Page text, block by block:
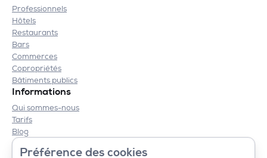
Préférence des cookies
Professionnels
Hôtels
Restaurants
Bars
Commerces
Copropriétés
Bâtiments publics
Informations
Qui sommes-nous
Tarifs
Blog
Contact
Mentions légales